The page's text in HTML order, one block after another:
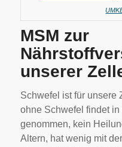
MSM zur
unserer
Schwefel ist für unsere
ohne Schwefel findet
genommen, kein
Altern, hat wenig mit